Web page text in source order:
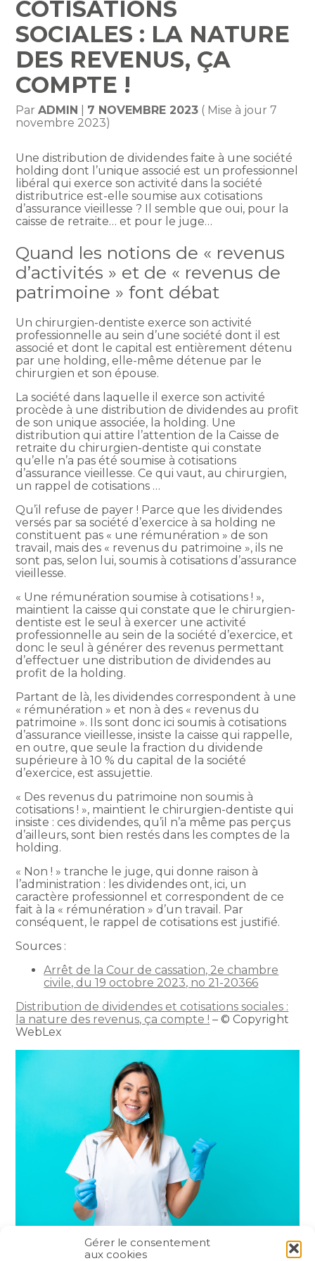
Gérer le consentement
aux cookies
COTISATIONS
SOCIALES : LA NATURE
DES REVENUS, ÇA
COMPTE !
ParADMIN 7 NOVEMBRE 2023 ( Mise à jour 7
novembre 2023)
Une distribution de dividendes faite à une société
holding dont l’unique associé est un professionnel
libéral qui exerce son activité dans la société
distributrice est-elle soumise aux cotisations
d’assurance vieillesse ? Il semble que oui, pour la
caisse de retraite… et pour le juge…
Quand les notions de « revenus
d’activités » et de « revenus de
patrimoine » font débat
Un chirurgien-dentiste exerce son activité
professionnelle au sein d’une société dont il est
associé et dont le capital est entièrement détenu
par une holding, elle-même détenue par le
chirurgien et son épouse.
La société dans laquelle il exerce son activité
procède à une distribution de dividendes au profit
de son unique associée, la holding. Une
distribution qui attire l’attention de la Caisse de
retraite du chirurgien-dentiste qui constate
qu’elle n’a pas été soumise à cotisations
d’assurance vieillesse. Ce qui vaut, au chirurgien,
un rappel de cotisations …
Qu’il refuse de payer ! Parce que les dividendes
versés par sa société d’exercice à sa holding ne
constituent pas « une rémunération » de son
travail, mais des « revenus du patrimoine », ils ne
sont pas, selon lui, soumis à cotisations d’assurance
vieillesse.
« Une rémunération soumise à cotisations ! »,
maintient la caisse qui constate que le chirurgien-
dentiste est le seul à exercer une activité
professionnelle au sein de la société d’exercice, et
donc le seul à générer des revenus permettant
d’effectuer une distribution de dividendes au
profit de la holding.
Partant de là, les dividendes correspondent à une
« rémunération » et non à des « revenus du
patrimoine ». Ils sont donc ici soumis à cotisations
d’assurance vieillesse, insiste la caisse qui rappelle,
en outre, que seule la fraction du dividende
supérieure à 10 % du capital de la société
d’exercice, est assujettie.
« Des revenus du patrimoine non soumis à
cotisations ! », maintient le chirurgien-dentiste qui
insiste : ces dividendes, qu’il n’a même pas perçus
d’ailleurs, sont bien restés dans les comptes de la
holding.
« Non ! » tranche le juge, qui donne raison à
l’administration : les dividendes ont, ici, un
caractère professionnel et correspondent de ce
fait à la « rémunération » d’un travail. Par
conséquent, le rappel de cotisations est justifié.
Sources :
Arrêt de la Cour de cassation, 2e chambre
civile, du 19 octobre 2023, no 21-20366
Distribution de dividendes et cotisations sociales :
la nature des revenus, ça compte ! – © Copyright
WebLex